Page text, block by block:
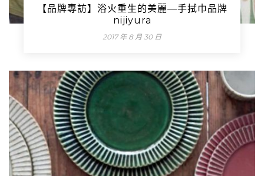
【品牌專訪】浴火重生的美麗—手拭巾品牌
nijiyura
2017 年 8 月 30 日